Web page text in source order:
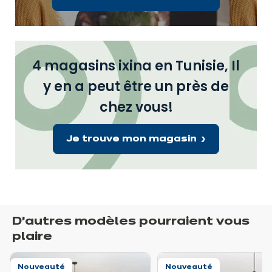
4 magasins ixina en Tunisie, Il
y en a peut être un près de
chez vous!
Je trouve mon magasin
D’autres modèles pourraient vous
plaire
Nouveauté Nouveauté